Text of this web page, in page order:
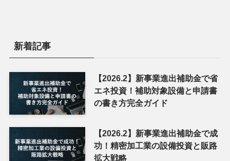
新着記事
【2026.2】新事業進出補助金で省
エネ投資！補助対象設備と申請書
の書き方完全ガイド
【2026.2】新事業進出補助金で成
功！精密加工業の設備投資と販路
拡大戦略